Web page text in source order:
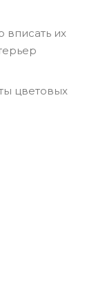
вписать их
цветовых